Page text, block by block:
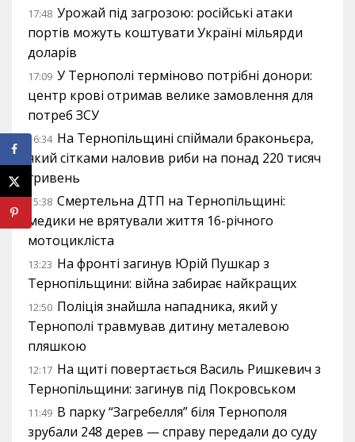
17:48 Урожай під загрозою: російські атаки
портів можуть коштувати Україні мільярди
доларів
17:09 У Тернополі терміново потрібні донори:
центр крові отримав велике замовлення для
потреб ЗСУ
16:34 На Тернопільщині спіймали браконьєра,
який сітками наловив риби на понад 220 тисяч
гривень
15:38 Смертельна ДТП на Тернопільщині:
медики не врятували життя 16-річного
мотоцикліста
13:23 На фронті загинув Юрій Пушкар з
Тернопільщини: війна забирає найкращих
12:50 Поліція знайшла нападника, який у
Тернополі травмував дитину металевою
пляшкою
12:17 На щиті повертається Василь Ришкевич з
Тернопільщини: загинув під Покровськом
11:49 В парку “Загребелля” біля Тернополя
зрубали 248 дерев — справу передали до суду